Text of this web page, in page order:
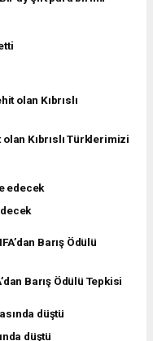
olan Kıbrıslı Türklerimizi
Barış Ödülü Tepkisi
düştü